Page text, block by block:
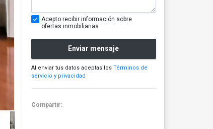
Acepto recibir información sobre
ofertas inmobiliarias
Enviar mensaje
Al enviar tus datos aceptas los Términos de
servicio y privacidad
Compartir: